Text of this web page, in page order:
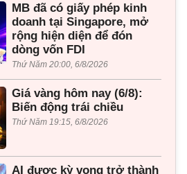
MB đã có giấy phép kinh
doanh tại Singapore, mở
rộng hiện diện để đón
dòng vốn FDI
Thứ Năm 20:00, 6/8/2026
Giá vàng hôm nay (6/8):
Biến động trái chiều
Thứ Năm 19:15, 6/8/2026
AI được kỳ vọng trở thành